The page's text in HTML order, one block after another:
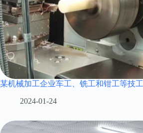
某机械加工企业车工、铣工和钳工等技
2024-01-24